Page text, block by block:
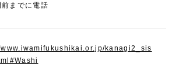
前までに電話
kanagi2_sis